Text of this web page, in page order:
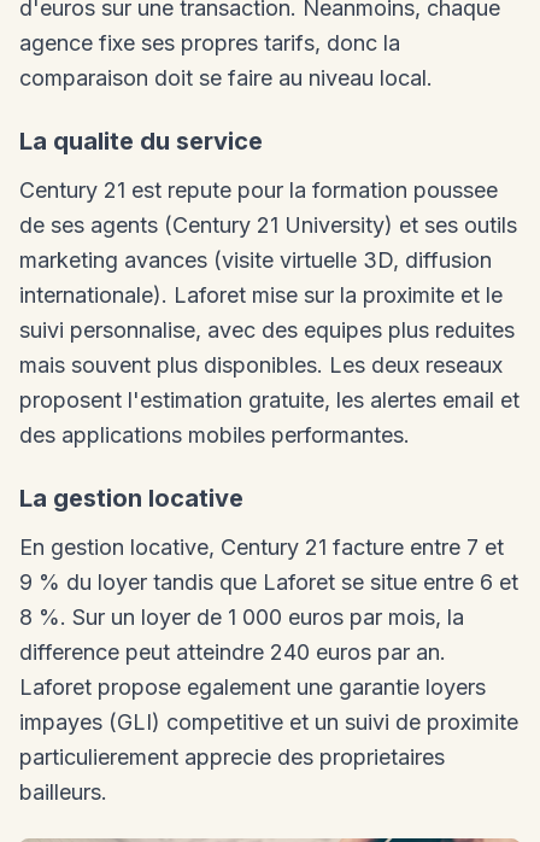
d'euros sur une transaction. Neanmoins, chaque
agence fixe ses propres tarifs, donc la
comparaison doit se faire au niveau local.
La qualite du service
Century 21 est repute pour la formation poussee
de ses agents (Century 21 University) et ses outils
marketing avances (visite virtuelle 3D, diffusion
internationale). Laforet mise sur la proximite et le
suivi personnalise, avec des equipes plus reduites
mais souvent plus disponibles. Les deux reseaux
proposent l'estimation gratuite, les alertes email et
des applications mobiles performantes.
La gestion locative
En gestion locative, Century 21 facture entre 7 et
9 % du loyer tandis que Laforet se situe entre 6 et
8 %. Sur un loyer de 1 000 euros par mois, la
difference peut atteindre 240 euros par an.
Laforet propose egalement une garantie loyers
impayes (GLI) competitive et un suivi de proximite
particulierement apprecie des proprietaires
bailleurs.